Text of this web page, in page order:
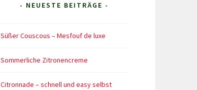
- NEUESTE BEITRÄGE -
Süßer Couscous – Mesfouf de luxe
Sommerliche Zitronencreme
Citronnade – schnell und easy selbst